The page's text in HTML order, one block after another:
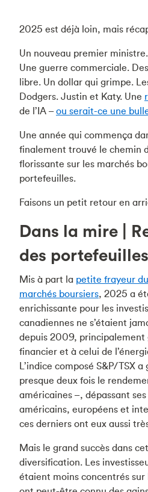
2025 est déjà loin, mais
Un nouveau premier
Une guerre commerciale.
libre. Un dollar qui grimpe.
Dodgers. Justin et Katy. Une
de l’IA –ou serait-ce une
Une année qui commença
finalement trouvé le chemin
florissante sur les marchés
portefeuilles.
Faisons un petit retour en
Dans la mire |
des portefeuilles
Mis à part la petite frayeur
marchés boursiers, 2025 a
enrichissante pour les
canadiennes ne s’étaient
depuis 2009, principalement
financier et à celui de
L’indice composé S&P/TSX a
presque deux fois le
américaines –, dépassant
américains, européens et
ces derniers ont eux aussi
Mais le grand succès dans
diversification. Les
étaient moins concentrés